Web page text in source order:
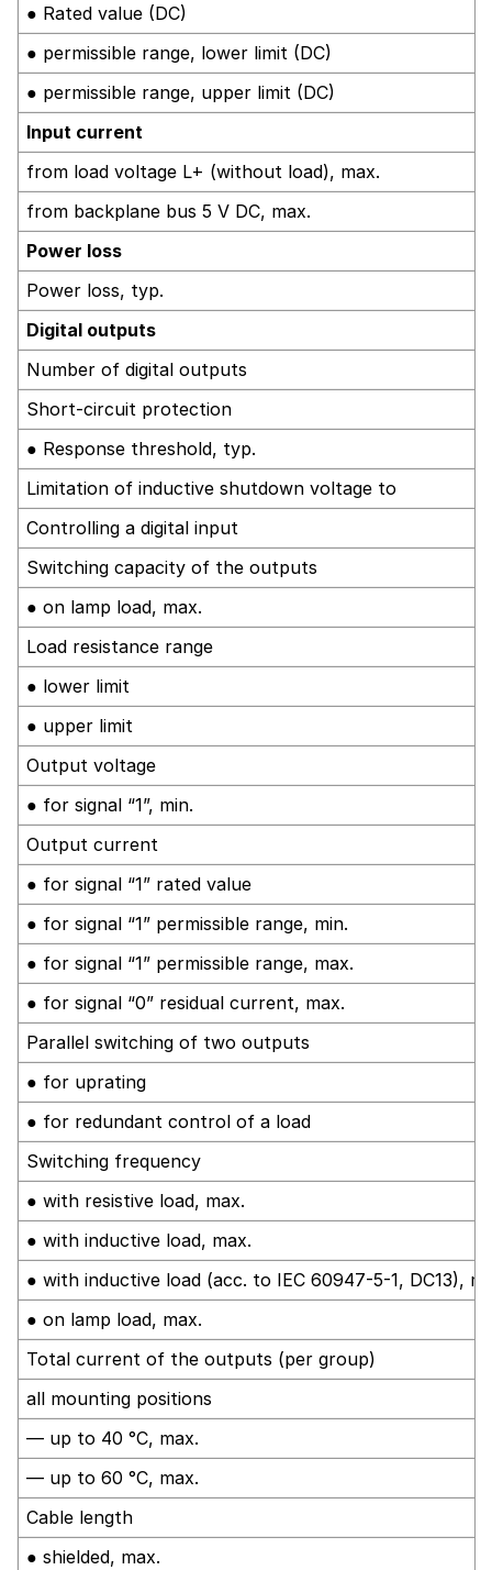
● Rated value (DC)
● permissible range, lower limit (DC)
● permissible range, upper limit (DC)
Input current
from load voltage L+ (without load), max.
from backplane bus 5 V DC, max.
Power loss
Power loss, typ.
Digital outputs
Number of digital outputs
Short-circuit protection
● Response threshold, typ.
Limitation of inductive shutdown voltage to
Controlling a digital input
Switching capacity of the outputs
● on lamp load, max.
Load resistance range
● lower limit
● upper limit
Output voltage
● for signal “1”, min.
Output current
● for signal “1” rated value
● for signal “1” permissible range, min.
● for signal “1” permissible range, max.
● for signal “0” residual current, max.
Parallel switching of two outputs
● for uprating
● for redundant control of a load
Switching frequency
● with resistive load, max.
● with inductive load, max.
● with inductive load (acc. to IEC 60947-5-1, DC13),
● on lamp load, max.
Total current of the outputs (per group)
all mounting positions
— up to 40 °C, max.
— up to 60 °C, max.
Cable length
● shielded, max.